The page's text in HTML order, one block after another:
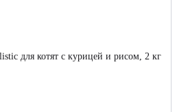
для котят с курицей и рисом, 2 кг